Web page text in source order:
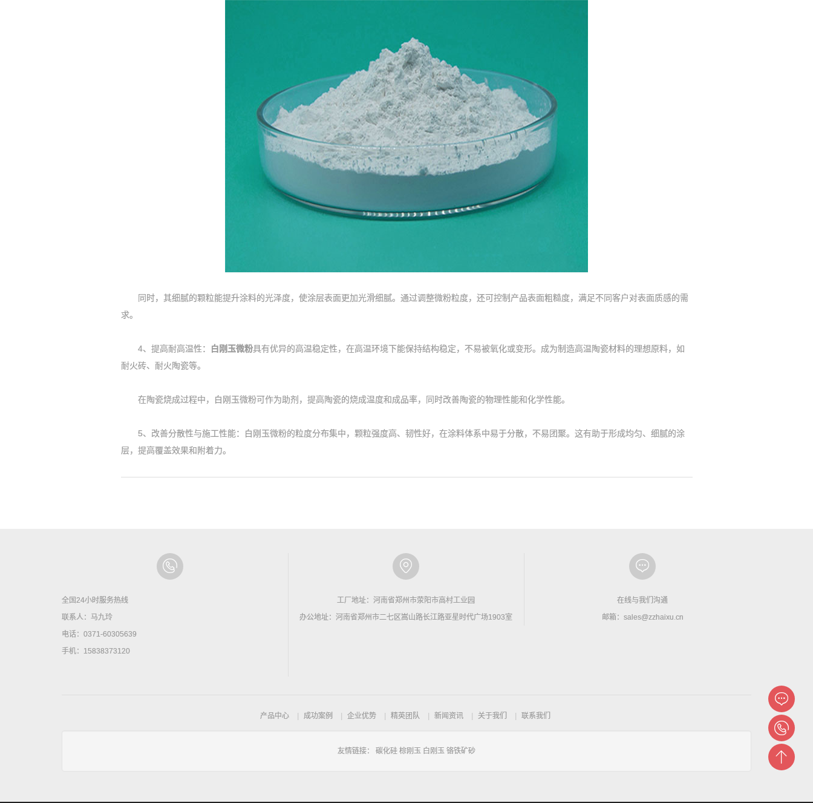
同时，其细腻的颗粒能提升涂料的光泽度，使涂层表面更加光滑细腻。通过调整微粉粒度，还可控制产品表面粗糙度，满足不同客户对表面质感的需
求。
4、提高耐高温性： 白刚玉微粉具有优异的高温稳定性，在高温环境下能保持结构稳定，不易被氧化或变形。成为制造高温陶瓷材料的理想原料，如
耐火砖、耐火陶瓷等。
在陶瓷烧成过程中，白刚玉微粉可作为助剂，提高陶瓷的烧成温度和成品率，同时改善陶瓷的物理性能和化学性能。
5、改善分散性与施工性能：白刚玉微粉的粒度分布集中，颗粒强度高、韧性好，在涂料体系中易于分散，不易团聚。这有助于形成均匀、细腻的涂
层，提高覆盖效果和附着力。
全国24小时服务热线
联系人：马九玲
电话：0371-60305639
手机：15838373120
工厂地址：河南省郑州市荥阳市高村工业园
办公地址：河南省郑州市二七区嵩山路长江路亚星时代广场1903室
在线与我们沟通
邮箱：sales@zzhaixu.cn
产品中心 成功案例 企业优势 精英团队 新闻资讯 关于我们 联系我们
友情链接： 碳化硅 棕刚玉 白刚玉 铬铁矿砂